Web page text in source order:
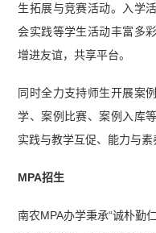
生拓展与竞赛活动。入学
会实践等学生活动丰富多
增进友谊，共享平台。
同时全力支持师生开展案
学、案例比赛、案例入库
实践与教学互促、能力与素
MPA招生
南农MPA办学秉承“诚朴勤